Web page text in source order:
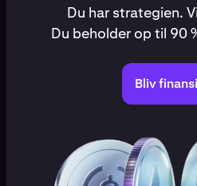
Du har strategien.
Du beholder op til 90
Bliv